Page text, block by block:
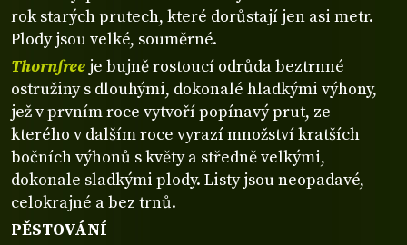
rok starých prutech, které dorůstají jen asi metr.
Plody jsou velké, souměrné.
Thornfree je bujně rostoucí odrůda beztrnné
ostružiny s dlouhými, dokonalé hladkými výhony,
jež v prvním roce vytvoří popínavý prut, ze
kterého v dalším roce vyrazí množství kratších
bočních výhonů s květy a středně velkými,
dokonale sladkými plody. Listy jsou neopadavé,
celokrajné a bez trnů.
PĚSTOVÁNÍ